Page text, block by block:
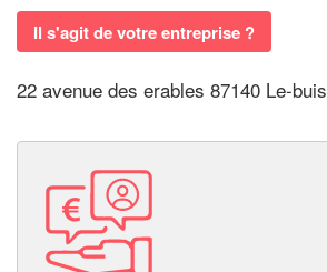
Il s'agit de votre entreprise ?
22 avenue des erables 87140 Le-buis